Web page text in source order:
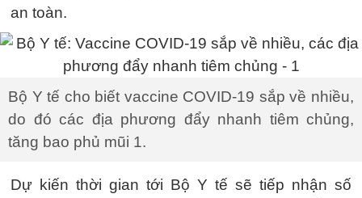
an toàn.
Bộ Y tế cho biết vaccine COVID-19 sắp về nhiều,
do đó các địa phương đẩy nhanh tiêm chủng,
tăng bao phủ mũi 1.
Dự kiến thời gian tới Bộ Y tế sẽ tiếp nhận số